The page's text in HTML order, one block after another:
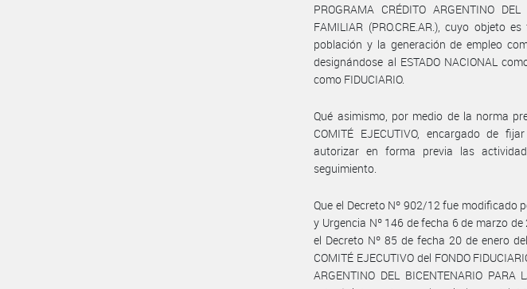
PROGRAMA CRÉDITO ARGENTINO
FAMILIAR (PRO.CRE.AR.), cuyo objeto
población y la generación de empleo
designándose al ESTADO NACIONAL
como FIDUCIARIO.
Qué asimismo, por medio de la norma
COMITÉ EJECUTIVO, encargado de
autorizar en forma previa las
seguimiento.
Que el Decreto Nº 902/12 fue modificado
y Urgencia Nº 146 de fecha 6 de marzo
el Decreto Nº 85 de fecha 20 de enero
COMITÉ EJECUTIVO del FONDO
ARGENTINO DEL BICENTENARIO PARA